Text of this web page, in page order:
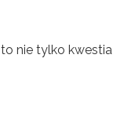
to nie tylko kwestia